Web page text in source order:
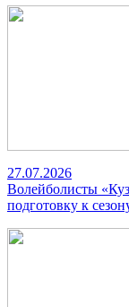
27.07.2026
Волейболисты
подготовку к